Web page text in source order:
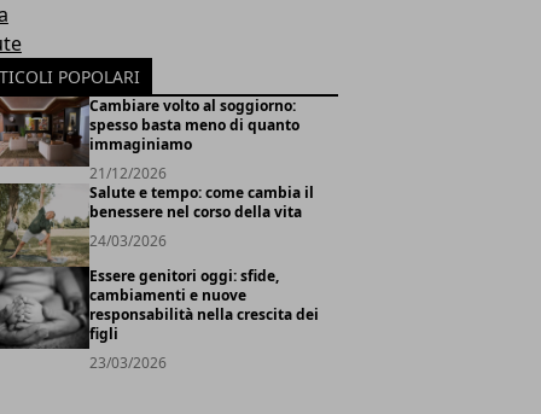
POPOLARI
Cambiare volto al soggiorno:
spesso basta meno di quanto
immaginiamo
21/12/2026
Salute e tempo: come cambia il
benessere nel corso della vita
24/03/2026
Essere genitori oggi: sfide,
cambiamenti e nuove
responsabilità nella crescita dei
figli
23/03/2026